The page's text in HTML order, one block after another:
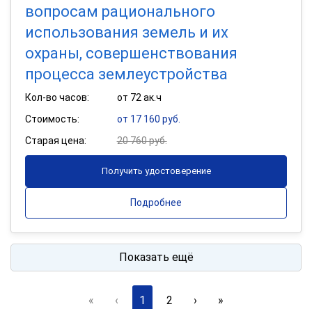
вопросам рационального
использования земель и их
охраны, совершенствования
процесса землеустройства
Кол-во часов:
от 72 ак.ч
Стоимость:
от 17 160 руб.
Старая цена:
20 760 руб.
Получить удостоверение
Подробнее
Показать ещё
« ‹ 1 2 › »